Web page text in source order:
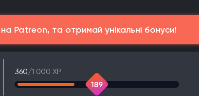
Patreon, та отримай унікальні бонуси!
360/1 000 XP
189